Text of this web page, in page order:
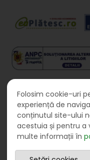
© 2026Green Tehnic
Folosim cookie-uri
experiență de
conținutul site-ului
acestuia și pentru a
multe informații în